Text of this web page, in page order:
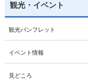
観光・イベント
観光パンフレット
イベント情報
見どころ